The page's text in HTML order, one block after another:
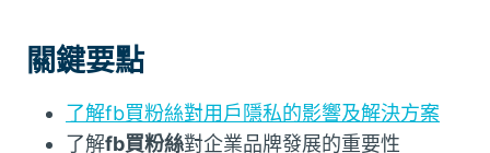
關鍵要點
了解fb買粉絲對用戶隱私的影響及解決方案
了解fb買粉絲對企業品牌發展的重要性